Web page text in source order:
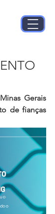
Gerais
de fianças